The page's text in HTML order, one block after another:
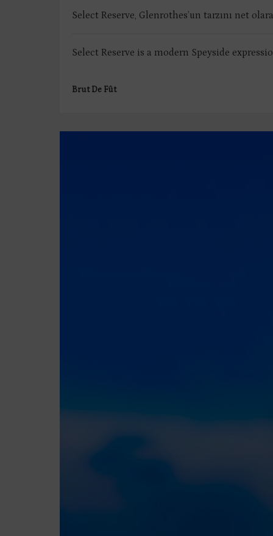
Select Reserve, Glenrothes’un tarzını net
Select Reserve is a modern Speyside
Brut De Fût